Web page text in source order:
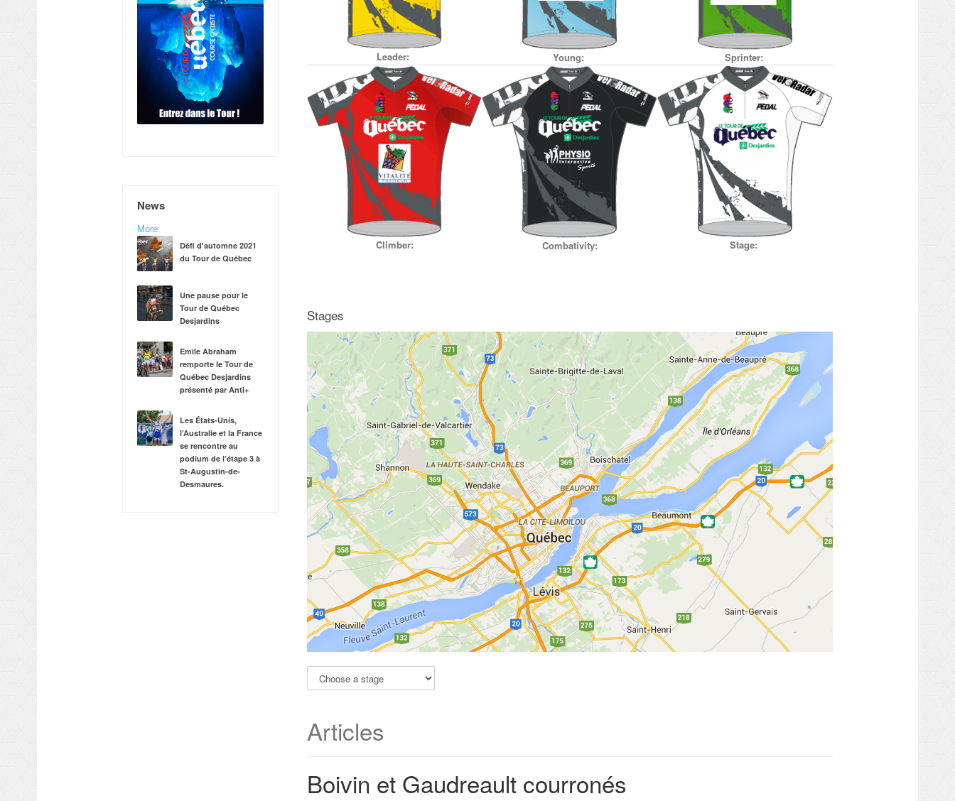
Leader: Young: Sprinter:
Climber: Combativity: Stage:
Stages
Articles
Boivin et Gaudreault courronés
News
More
Défi d'automne 2021
du Tour de Québec
Une pause pour le
Tour de Québec
Desjardins
Emile Abraham
remporte le Tour de
Québec Desjardins
présenté par Anti+
Les États-Unis,
l’Australie et la France
se rencontre au
podium de l’étape 3 à
St-Augustin-de-
Desmaures.